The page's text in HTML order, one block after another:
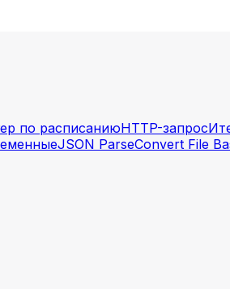
по расписаниюHTTP-запрос
JSON ParseConvert File